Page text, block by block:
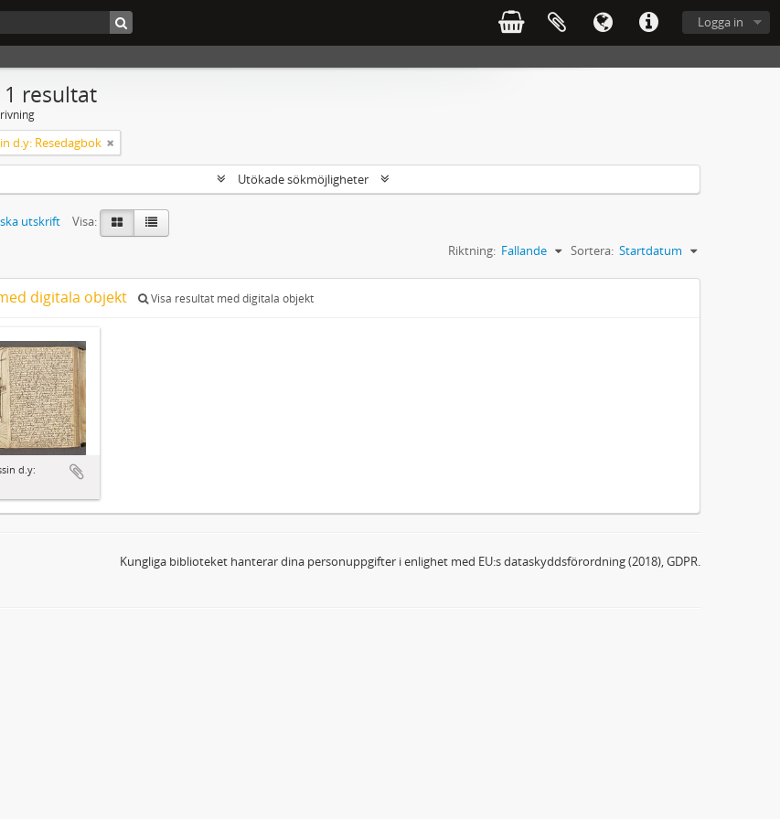
Logga in
1 resultat
d.y: Resedagbok
Utökade sökmöjligheter
utskrift
Visa:
Sortera: Startdatum
Riktning: Fallande
digitala objekt Visa resultat med digitala objekt
d.y:
Kungliga biblioteket hanterar dina personuppgifter i enlighet med EU:s dataskyddsförordning (2018), GDPR.